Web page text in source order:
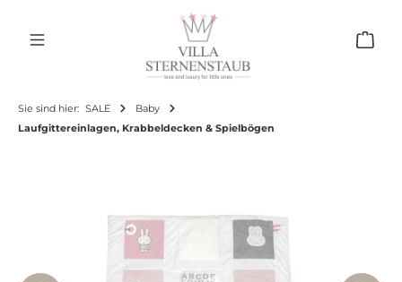
Sie sind hier: SALE
Baby
Laufgittereinlagen, Krabbeldecken & Spielbögen